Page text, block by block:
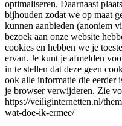
optimaliseren. Daarnaast
bijhouden zodat we op maat
kunnen aanbieden (anoniem
bezoek aan onze website
cookies en hebben we je
ervan. Je kunt je afmelden
in te stellen dat deze geen
ook alle informatie die eerder
je browser verwijderen. Zie
https://veiliginternetten.nl/
wat-doe-ik-ermee/